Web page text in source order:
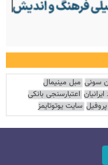
سونی مبل مینیمال
اعتبارسنجی بانکی
سایت یوتوتایمز